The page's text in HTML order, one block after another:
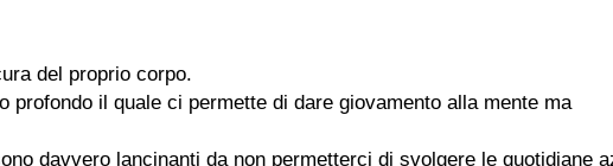
del proprio corpo.
profondo il quale ci permette di dare giovamento alla mente ma
davvero lancinanti da non permetterci di svolgere le quotidiane